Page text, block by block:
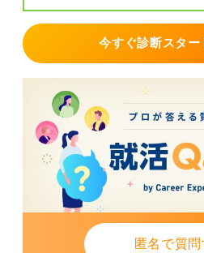
ポイントとしては、立てた目標
に話せるようにすることです。
上記のプロセスはどのような会
化して使えるスキルなので、企
に向けたアクションの再現性が
ることが多いので、ぜひ準備し
少しでも参考になれば幸いです
0
今すぐ診断スター
匿名で質問